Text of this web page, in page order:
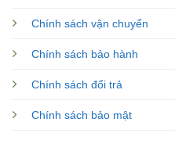
Chính sách vận chuyển
Chính sách bảo hành
Chính sách đổi trả
Chính sách bảo mật